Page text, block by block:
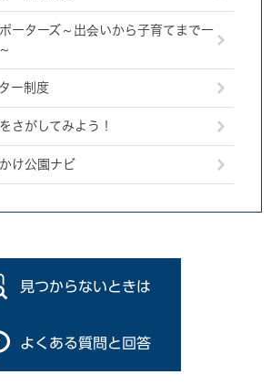
ーターズ～出会いから子育てまで一
ー制度
さがしてみよう！
け公園ナビ
見つからないときは
よくある質問と回答